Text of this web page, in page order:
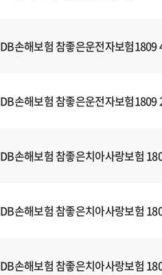
DB손해보험 참좋은운전자보험1809
DB손해보험 참좋은운전자보험1809
DB손해보험 참좋은치아사랑보험
DB손해보험 참좋은치아사랑보험
DB손해보험 참좋은치아사랑보험